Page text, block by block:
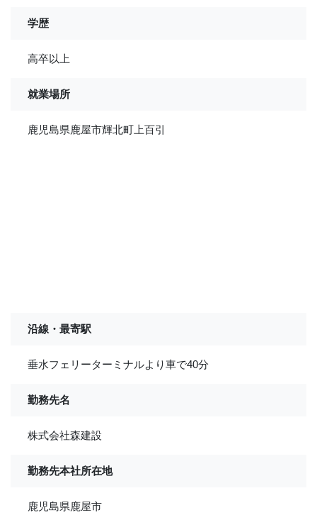
学歴
高卒以上
就業場所
鹿児島県鹿屋市輝北町上百引
沿線・最寄駅
垂水フェリーターミナルより車で40分
勤務先名
株式会社森建設
勤務先本社所在地
鹿児島県鹿屋市